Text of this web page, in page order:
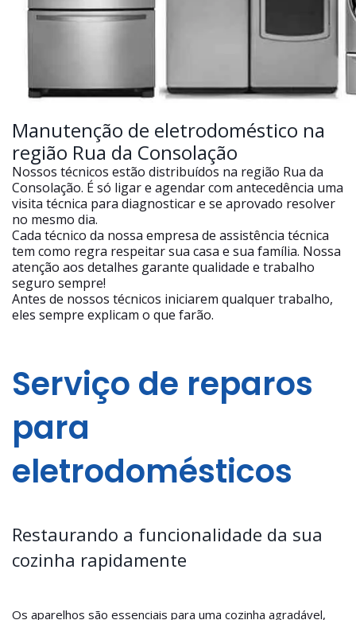
Manutenção de eletrodoméstico na
região Rua da Consolação
Nossos técnicos estão distribuídos na região Rua da
Consolação. É só ligar e agendar com antecedência uma
visita técnica para diagnosticar e se aprovado resolver
no mesmo dia.
Cada técnico da nossa empresa de assistência técnica
tem como regra respeitar sua casa e sua família. Nossa
atenção aos detalhes garante qualidade e trabalho
seguro sempre!
Antes de nossos técnicos iniciarem qualquer trabalho,
eles sempre explicam o que farão.
Serviço de reparos
para
eletrodomésticos
Restaurando a funcionalidade da sua
cozinha rapidamente
Os aparelhos são essenciais para uma cozinha agradável,